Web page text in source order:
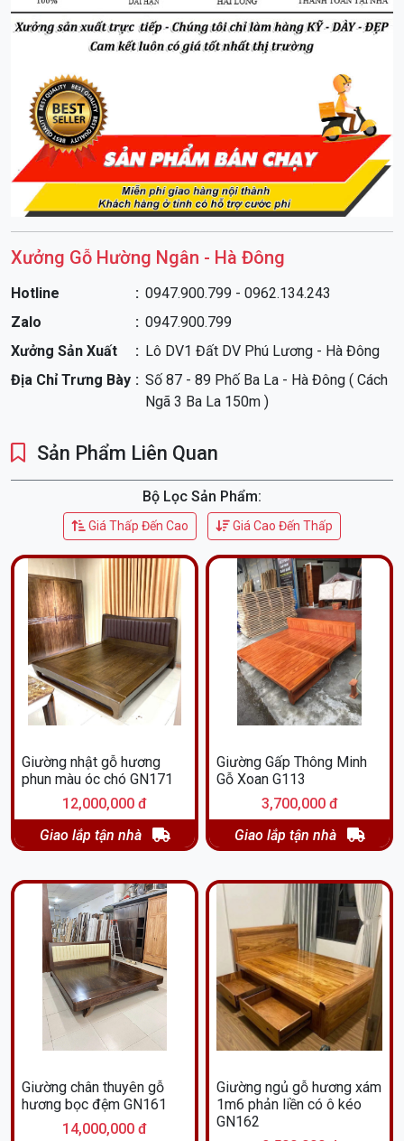
Với đội ngũ thợ lành nghề và kinh nghiệm lâu năm, mỗi chiếc
giường ngủ đều được chăm chút tỉ mỉ từ khâu chọn gỗ đến
hoàn thiện sản phẩm. Chúng tôi cung cấp nhiều mẫu mã đa
dạng, từ cổ điển đến hiện đại, phù hợp với mọi phong cách
nội thất và nhu cầu của khách hàng.
Đến với Hường Ngân, bạn không chỉ sở hữu một chiếc giường
Xưởng Gỗ Hường Ngân - Hà Đông
Hotline
0947.900.799 - 0962.134.243
Zalo
0947.900.799
Xưởng Sản Xuất
Lô DV1 Đất DV Phú Lương - Hà Đông
Địa Chỉ Trưng Bày
Số 87 - 89 Phố Ba La - Hà Đông ( Cách
Ngã 3 Ba La 150m )
Sản Phẩm Liên Quan
Bộ Lọc Sản Phẩm:
Giá Thấp Đến Cao Giá Cao Đến Thấp
Giường nhật gỗ hương
phun màu óc chó GN171
12,000,000 đ
Giao lắp tận nhà
Giường Gấp Thông Minh
Gỗ Xoan G113
3,700,000 đ
Giao lắp tận nhà
Giường chân thuyên gỗ
hương bọc đệm GN161
14,000,000 đ
Giường ngủ gỗ hương xám
1m6 phản liền có ô kéo
GN162